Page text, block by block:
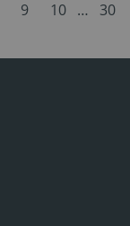
9 10 … 30